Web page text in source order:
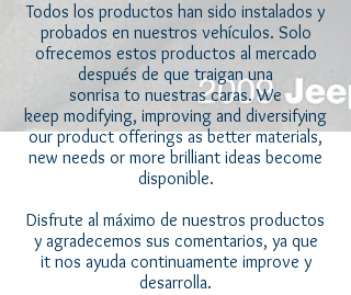
Todos los productos han sido instalados y
probados en nuestros vehículos. Solo
ofrecemos estos productos al mercado
después de que traigan una
sonrisa to nuestras caras. We
keep modifying, improving and diversifying
our product offerings as better materials,
new needs or more brilliant ideas become
disponible.
Disfrute al máximo de nuestros productos
y agradecemos sus comentarios, ya que
it nos ayuda continuamente improve y
desarrolla.